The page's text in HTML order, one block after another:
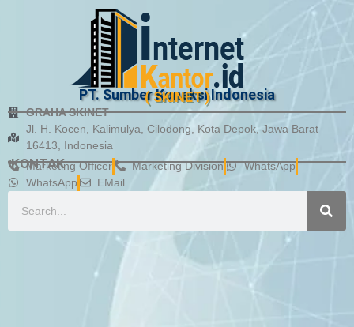
PT. Sumber Koneksi Indonesia
( SKINET )
GRAHA SKINET
Jl. H. Kocen, Kalimulya, Cilodong, Kota Depok, Jawa Barat
16413, Indonesia
KONTAK
Marketing Officer Marketing Division
WhatsApp
WhatsApp
EMail